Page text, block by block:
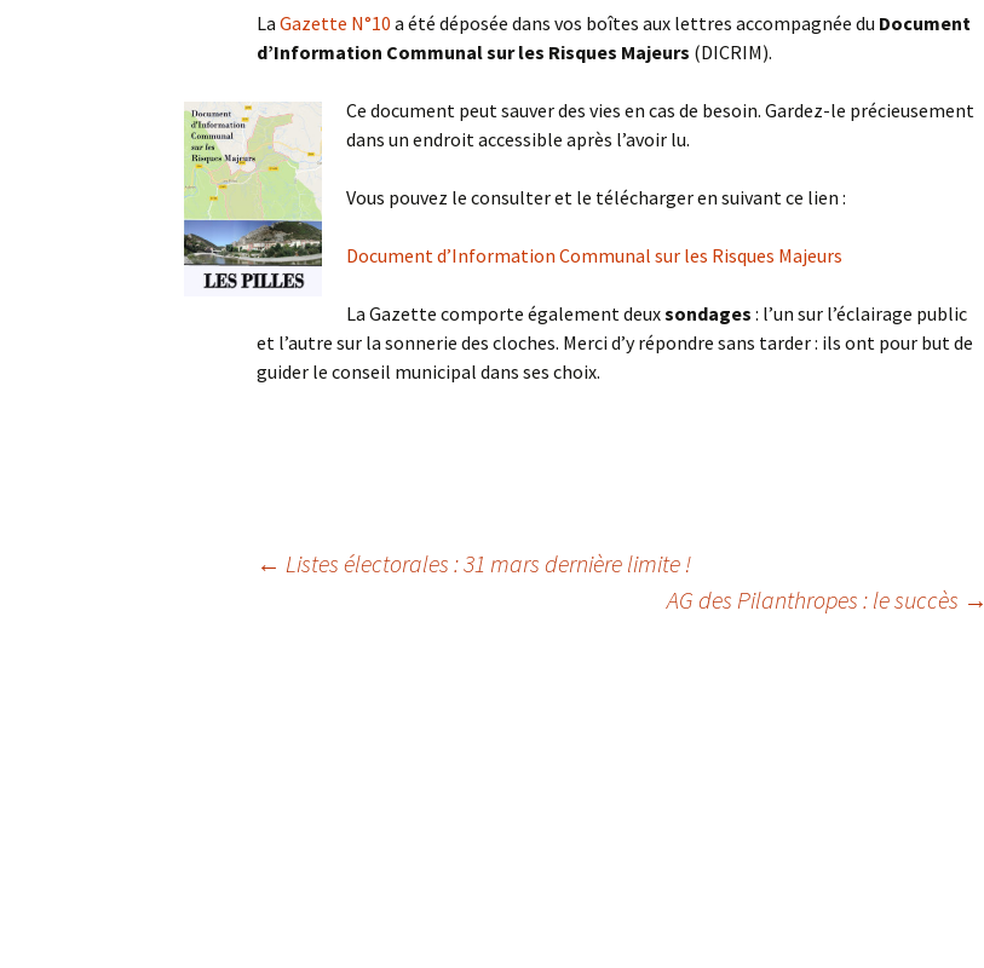
Arrêtés
Prévention
La Gazette N°10 a été déposée dans vos boîtes aux lettres accompagnée du Document
d’Information Communal sur les Risques Majeurs (DICRIM).
Ce document peut sauver des vies en cas de besoin. Gardez-le précieusement
dans un endroit accessible après l’avoir lu.
Vous pouvez le consulter et le télécharger en suivant ce lien :
Document d’Information Communal sur les Risques Majeurs
La Gazette comporte également deuxsondages : l’un sur l’éclairage public
et l’autre sur la sonnerie des cloches. Merci d’y répondre sans tarder : ils ont pour but de
guider le conseil municipal dans ses choix.
← Listes électorales : 31 mars dernière limite !
AG des Pilanthropes : le succès →